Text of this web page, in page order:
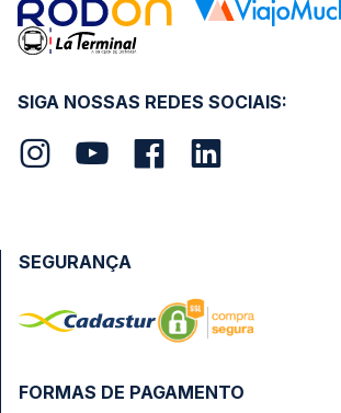
SIGA NOSSAS REDES SOCIAIS:
FORMAS DE PAGAMENTO
SEGURANÇA